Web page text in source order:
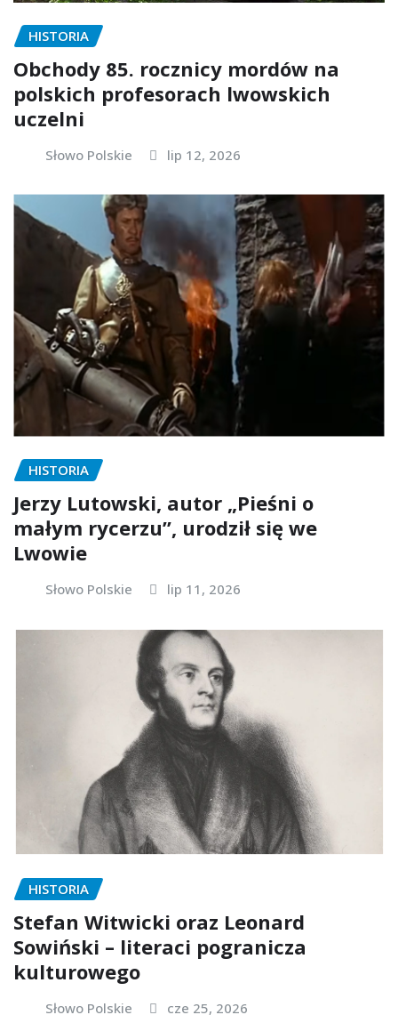
HISTORIA
Obchody 85. rocznicy mordów na
polskich profesorach lwowskich
uczelni
Słowo Polskie lip 12, 2026
HISTORIA
Jerzy Lutowski, autor „Pieśni o
małym rycerzu”, urodził się we
Lwowie
Słowo Polskie lip 11, 2026
HISTORIA
Stefan Witwicki oraz Leonard
Sowiński – literaci pogranicza
kulturowego
Słowo Polskie cze 25, 2026